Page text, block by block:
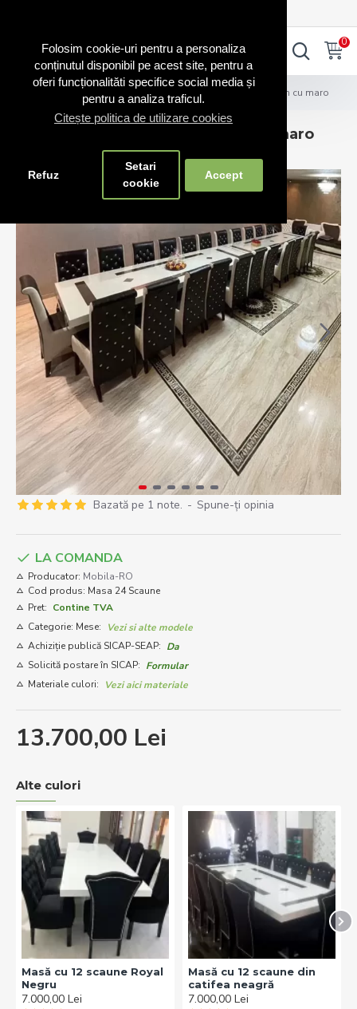
Folosim cookie-uri pentru a personaliza
conținutul disponibil pe acest site, pentru a
oferi funcționalităti specifice social media și
pentru a analiza traficul.
Citește politica de utilizare cookies
Refuz
Setari
cookie
Accept
0
Mobilier Masă mare cu 24 scaune crem cu maro
Masă mare cu 24 scaune crem cu maro
Bazată pe 1 note. - Spune-ţi opinia
13.700,00 Lei
LA COMANDA
Producator: Mobila-RO
Cod produs: Masa 24 Scaune
Pret: Contine TVA
Categorie: Mese:
Vezi si alte modele
Achiziție publică SICAP-SEAP: Da
Solicită postare în SICAP: Formular
Materiale culori:
Vezi aici materiale
Alte culori
Masă cu 12 scaune Royal
Negru
7.000,00 Lei
Masă cu 12 scaune din
catifea neagră
7.000,00 Lei